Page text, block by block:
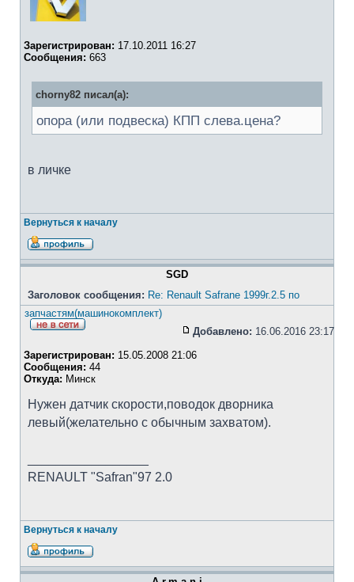
Зарегистрирован: 17.10.2011 16:27
Сообщения: 663
chorny82 писал(а):
опора (или подвеска) КПП слева.цена?
в личке
Вернуться к началу
SGD
Заголовок сообщения: Re: Renault Safrane 1999г.2.5 по
запчастям(машинокомплект)
Добавлено: 16.06.2016 23:17
Зарегистрирован: 15.05.2008 21:06
Сообщения: 44
Откуда: Минск
Нужен датчик скорости,поводок дворника
левый(желательно с обычным захватом).
RENAULT "Safran"97 2.0
Вернуться к началу